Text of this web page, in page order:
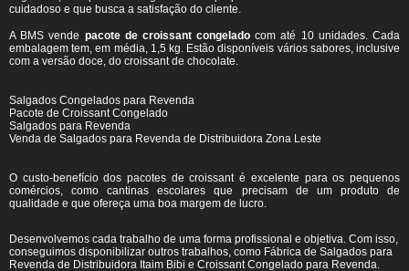
cuidadoso e que busca a satisfação do cliente.
A BMS vende pacote de croissant congelado com até 10 unidades. Cada
embalagem tem, em média, 1,5 kg. Estão disponíveis vários sabores, inclusive
com a versão doce, do croissant de chocolate.
Salgados Congelados para Revenda
Pacote de Croissant Congelado
Salgados para Revenda
Venda de Salgados para Revenda de Distribuidora Zona Leste
O custo-benefício dos pacotes de croissant é excelente para os pequenos
comércios, como cantinas escolares que precisam de um produto de
qualidade e que ofereça uma boa margem de lucro.
Desenvolvemos cada trabalho de uma forma profissional e objetiva. Com isso,
conseguimos disponibilizar outros trabalhos, como Fábrica de Salgados para
Revenda de Distribuidora Itaim Bibi e Croissant Congelado para Revenda.